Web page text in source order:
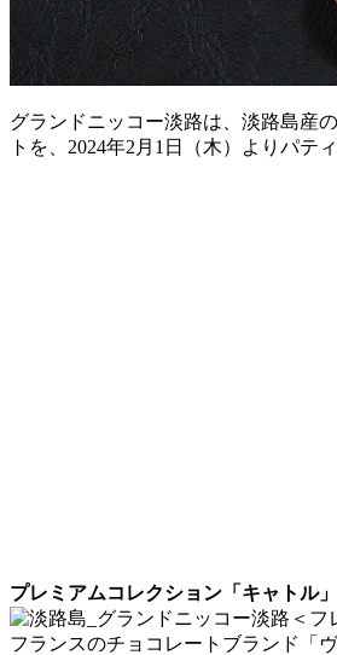
グランドニッコー淡路は、淡路島産
トを、2024年2月1日（木）よりパテ
プレミアムコレクション「キャトル
＜フ
フランスのチョコレートブランド「